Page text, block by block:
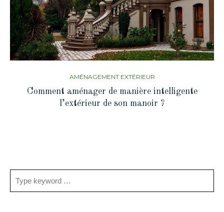
AMÉNAGEMENT EXTÉRIEUR
Comment aménager de manière intelligente
l’extérieur de son manoir ?